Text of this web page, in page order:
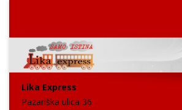
Lika Express
Pazariška ulica 36